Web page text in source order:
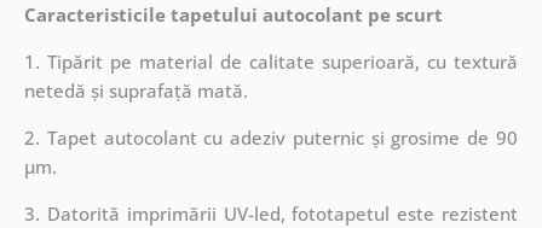
Caracteristicile tapetului autocolant pe scurt
1. Tipărit pe material de calitate superioară, cu textură
netedă și suprafață mată.
2. Tapet autocolant cu adeziv puternic și grosime de 90
µm.
3. Datorită imprimării UV-led, fototapetul este rezistent